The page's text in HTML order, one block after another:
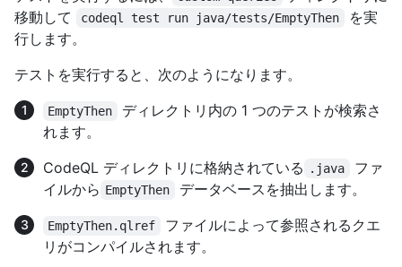
移動して
codeql test run java/tests/EmptyThen
を実
行します。
テストを実行すると、次のようになります。
EmptyThen
ディレクトリ内の 1 つのテストが検索さ
れます。
CodeQL ディレクトリに格納されている
.java
ファ
イルから EmptyThen データベースを抽出します。
EmptyThen.qlref
ファイルによって参照されるクエ
リがコンパイルされます。